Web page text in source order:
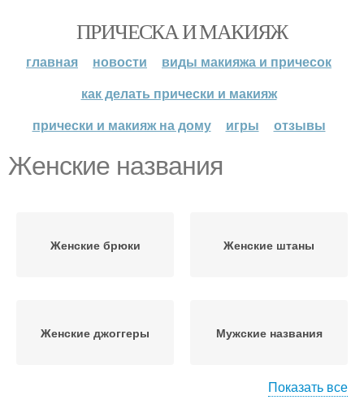
ПРИЧЕСКА И МАКИЯЖ
главная новости
виды макияжа и причесок
как делать прически и макияж
прически и макияж на дому
игры отзывы
Женские названия
Женские брюки Женские штаны
Женские джоггеры Мужские названия
Показать все